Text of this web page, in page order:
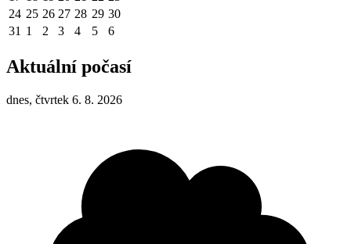
24 25 26 27 28 29 30
31 1 2 3 4 5 6
Aktuální počasí
dnes, čtvrtek 6. 8. 2026